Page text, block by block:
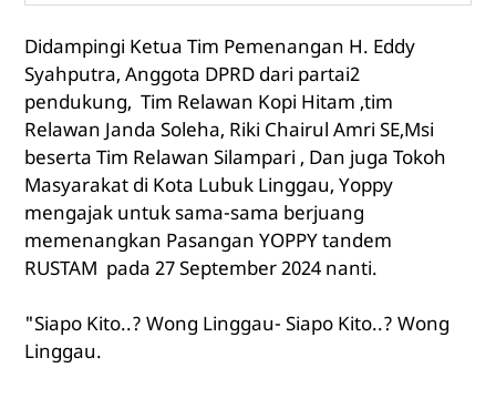
Didampingi Ketua Tim Pemenangan H. Eddy
Syahputra, Anggota DPRD dari partai2
pendukung, Tim Relawan Kopi Hitam ,tim
Relawan Janda Soleha, Riki Chairul Amri SE,Msi
beserta Tim Relawan Silampari , Dan juga Tokoh
Masyarakat di Kota Lubuk Linggau, Yoppy
mengajak untuk sama-sama berjuang
memenangkan Pasangan YOPPY tandem
RUSTAM pada 27 September 2024 nanti.
"Siapo Kito..? Wong Linggau- Siapo Kito..? Wong
Linggau.